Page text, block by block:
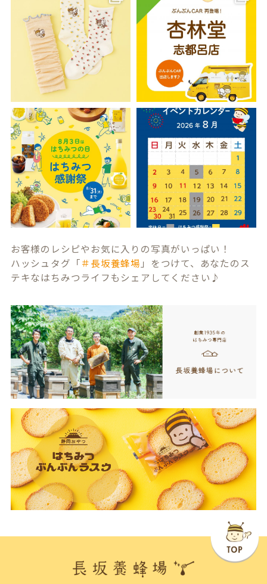
お客様のレシピやお気に入りの写真がいっぱい！
ハッシュタグ「＃長坂養蜂場 」をつけて、あなたのス
テキなはちみつライフもシェアしてください♪